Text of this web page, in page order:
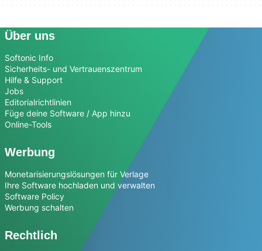
Über uns
Softonic Info
Sicherheits- und Vertrauenszentrum
Hilfe & Support
Jobs
Editorialrichtlinien
Füge deine Software / App hinzu
Online-Tools
Werbung
Monetarisierungslösungen für Verlage
Ihre Software hochladen und verwalten
Software Policy
Werbung schalten
Rechtlich